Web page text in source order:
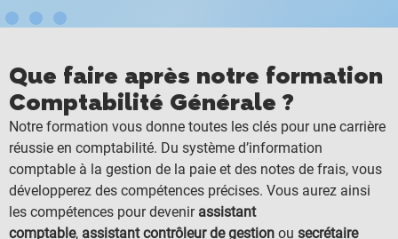
Que faire après notre formation
Comptabilité Générale ?
Notre formation vous donne toutes les clés pour une carrière
réussie en comptabilité. Du système d’information
comptable à la gestion de la paie et des notes de frais, vous
développerez des compétences précises. Vous aurez ainsi
les compétences pour devenir assistant
comptable, assistant contrôleur de gestion ou secrétaire